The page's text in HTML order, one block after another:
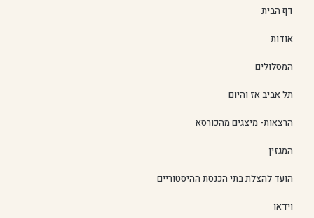
דף הבית
אודות
המסלולים
תל אביב אז והיום
הרצאות- מיצגים מהכורסא
המגזין
הועד להצלת בתי הכנסת ההיסטוריים
וידאו